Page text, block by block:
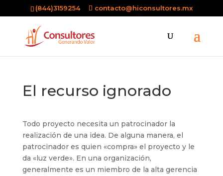
(844)3159254 contacto@hiconsultores.mx
El recurso ignorado
Todo proyecto necesita un patrocinador la
realización de una idea. De alguna manera, el
patrocinador es quien «compra» el proyecto y le
da «luz verde». En una organización,
generalmente es un miembro de la alta gerencia